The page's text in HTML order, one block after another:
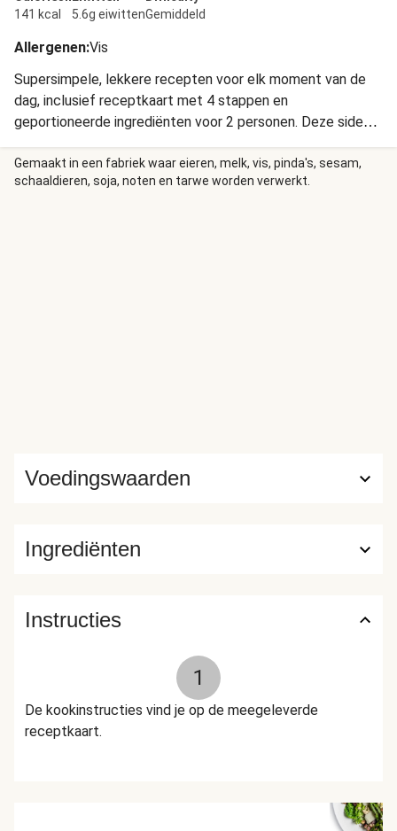
141 kcal
5.6g eiwittenGemiddeld
Allergenen:Vis
Supersimpele, lekkere recepten voor elk moment van de
dag, inclusief receptkaart met 4 stappen en
geportioneerde ingrediënten voor 2 personen. Deze side
salad met komkommer, vissaus, verse kruiden en pinda's is
een frisse en smakelijke toevoeging aan jouw maaltijd.
Gemaakt in een fabriek waar eieren, melk, vis, pinda's, sesam,
schaaldieren, soja, noten en tarwe worden verwerkt.
Ingrediënten
Voedingswaarden
Instructies
1
De kookinstructies vind je op de meegeleverde
receptkaart.